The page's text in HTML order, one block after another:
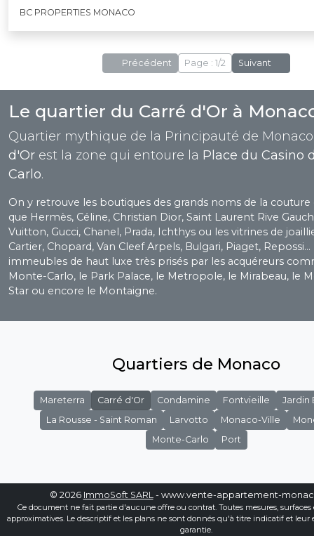
BC PROPERTIES MONACO
Précédent Page : 1/2 Suivant
Le quartier du Carré d'Or à
Quartier mythique de la Principauté de
d'Or est la zone qui entoure la Place du Casino
Carlo.
On y retrouve les boutiques des grands noms de la couture
que Hermès, Céline, Christian Dior, Saint Laurent Rive
Vuitton, Gucci, Chanel, Prada, Ichthys ou les vitrines de
Cartier, Chopard, Van Cleef Arpels, Bulgari, Piaget, Repossi...
immeubles de haut luxe très prisés par les acquéreurs
Monte-Carlo, le Park Palace, le Metropole, le Mirabeau, le
Star ou encore le Montaigne.
Quartiers de Monaco
Mareterra Carré d'Or Condamine Fontvieille
Jardin
La Rousse - Saint Roman
Larvotto Monaco-Ville
Monte-Carlo
Port
© 2026 ImmoSoft SARL- www.vente-appartement-
Ce document ne fait partie d'aucune offre ou contrat. Toutes mesures, surfaces
approximatives. Le descriptif et les plans ne sont donnés qu'à titre indicatif et leur
garantie.